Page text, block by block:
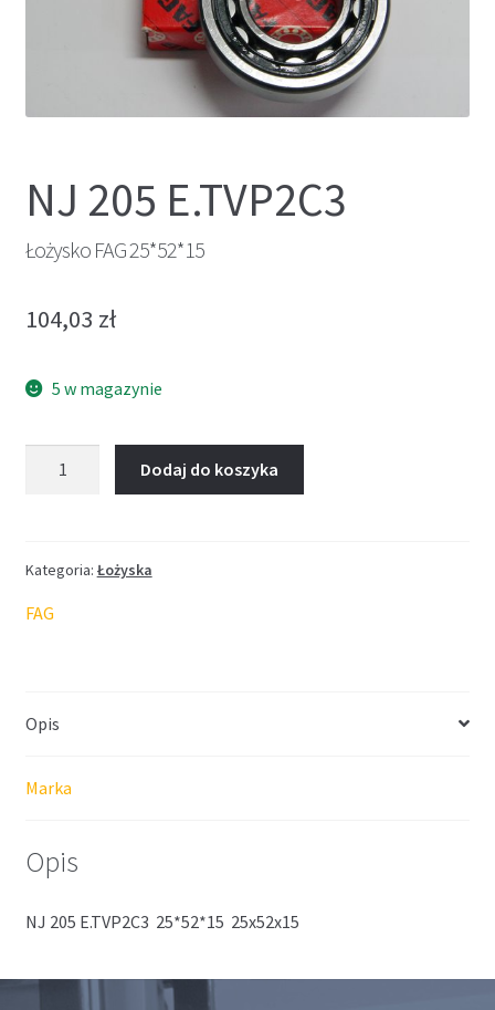
NJ 205 E.TVP2C3
Łożysko FAG 25*52*15
104,03 zł
5 w magazynie
Dodaj do koszyka
Kategoria: Łożyska
FAG
Opis
Marka
Opis
NJ 205 E.TVP2C3 25*52*15 25x52x15